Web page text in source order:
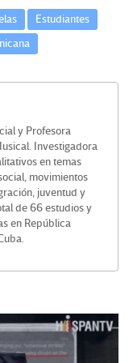
Estudiantes
y Profesora
Investigadora
en temas
movimientos
juventud y
de 66 estudios y
en República